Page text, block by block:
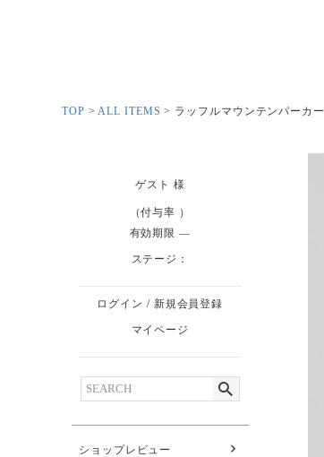
TOP ALL ITEMS ラッフルマウンテンパーカー
ゲスト 様
（付与率 ）
有効期限
ステージ：
ログイン / 新規会員登録
マイページ
ショップレビュー